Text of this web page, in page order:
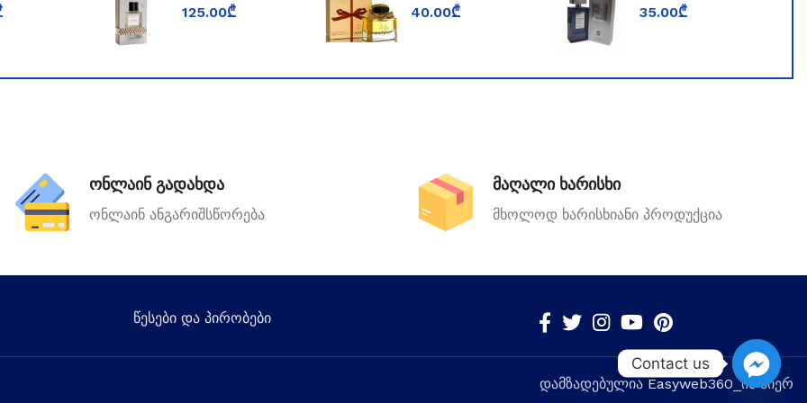
PARFUMS BOIS
125.00₾
fragrance world
40.00₾
Senator Silver
35.00₾
ონლაინ გადახდა
ონლაინ ანგარიშსწორება
მაღალი ხარისხი
მხოლოდ ხარისხიანი პროდუქცია
წესები და პირობები
დამზადებულიაEasyweb360 _ის მიერ
Contact us